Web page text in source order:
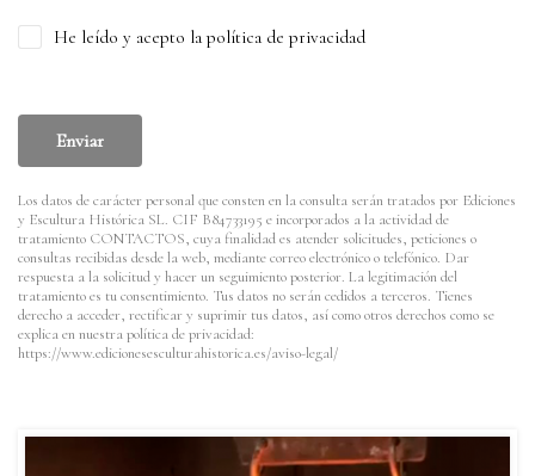
He leído y acepto la política de privacidad
Enviar
Los datos de carácter personal que consten en la consulta serán tratados por Ediciones
y Escultura Histórica SL. CIF B84733195 e incorporados a la actividad de
tratamiento CONTACTOS, cuya finalidad es atender solicitudes, peticiones o
consultas recibidas desde la web, mediante correo electrónico o telefónico. Dar
respuesta a la solicitud y hacer un seguimiento posterior. La legitimación del
tratamiento es tu consentimiento. Tus datos no serán cedidos a terceros. Tienes
derecho a acceder, rectificar y suprimir tus datos, así como otros derechos como se
explica en nuestra política de privacidad:
https://www.edicionesesculturahistorica.es/aviso-legal/